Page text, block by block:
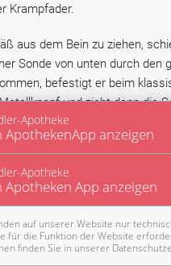
E-Mail Rezepte
Krampfader.
aus dem Bein zu ziehen,
Sonde von unten durch den
befestigt er beim
und zieht dann die
Bein. In den vergangenen
Verfahren entwickelt,
Mini-Stripping
am Sondenkopf
beim Herausziehen nach
wird eine besonders feine
Verfahren ist das Kryo-
Apotheke
ApothekenApp anzeigen
Apotheke
Apotheken App anzeigen
auf unserer Website nur
für die Funktion der Website
finden Sie in unserer